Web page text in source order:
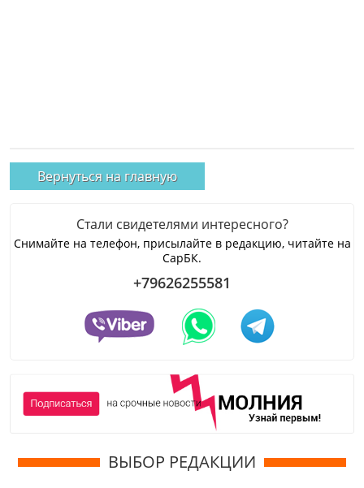
Вернуться на главную
Стали свидетелями интересного?
Снимайте на телефон, присылайте в редакцию, читайте на
СарБК.
+79626255581
ВЫБОР РЕДАКЦИИ